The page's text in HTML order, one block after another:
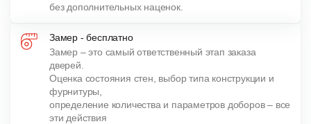
без дополнительных наценок.
Замер - бесплатно
Замер – это самый ответственный этап заказа
дверей.
Оценка состояния стен, выбор типа конструкции и
фурнитуры,
определение количества и параметров доборов – все
эти действия